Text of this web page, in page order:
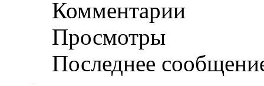
Комментарии
Просмотры
Последнее